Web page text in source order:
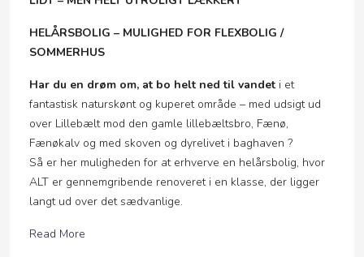
HELÅRSBOLIG – MULIGHED FOR FLEXBOLIG /
SOMMERHUS
Har du en drøm om, at bo helt ned til vandet i et
fantastisk naturskønt og kuperet område – med udsigt ud
over Lillebælt mod den gamle lillebæltsbro, Fænø,
Fænøkalv og med skoven og dyrelivet i baghaven ?
Så er her muligheden for at erhverve en helårsbolig, hvor
ALT er gennemgribende renoveret i en klasse, der ligger
langt ud over det sædvanlige.
Read More